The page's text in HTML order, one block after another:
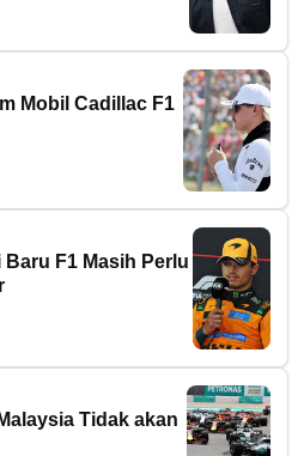
Mobil Cadillac F1
F1 Masih Perlu
Tidak akan